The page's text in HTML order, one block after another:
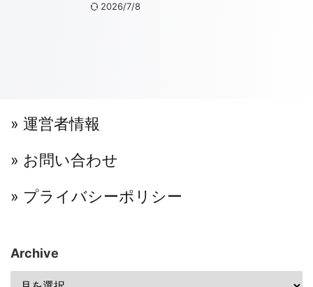
2026/7/8
» 運営者情報
» お問い合わせ
» プライバシーポリシー
Archive